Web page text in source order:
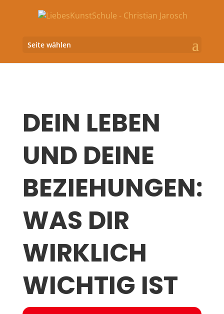
Seite wählen
DEIN LEBEN
UND DEINE
BEZIEHUNGEN:
WAS DIR
WIRKLICH
WICHTIG IST